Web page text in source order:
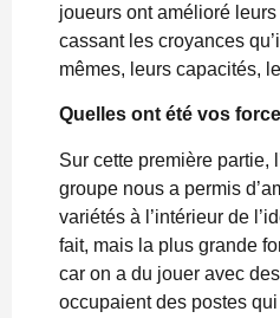
joueurs ont amélioré
cassant les croyances
mêmes, leurs capacités,
Quelles ont été vos
Sur cette première partie,
groupe nous a permis
variétés à l’intérieur de
fait, mais la plus grande
car on a du jouer avec
occupaient des postes